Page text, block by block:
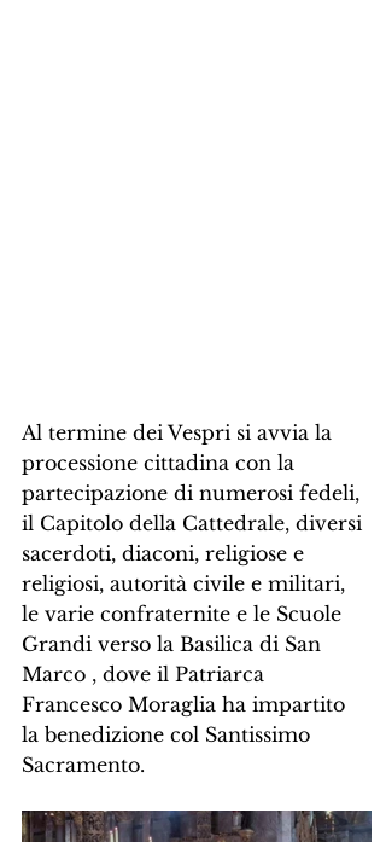
Al termine dei Vespri si avvia la
processione cittadina con la
partecipazione di numerosi fedeli,
il Capitolo della Cattedrale, diversi
sacerdoti, diaconi, religiose e
religiosi, autorità civile e militari,
le varie confraternite e le Scuole
Grandi verso la Basilica di San
Marco , dove il Patriarca
Francesco Moraglia ha impartito
la benedizione col Santissimo
Sacramento.